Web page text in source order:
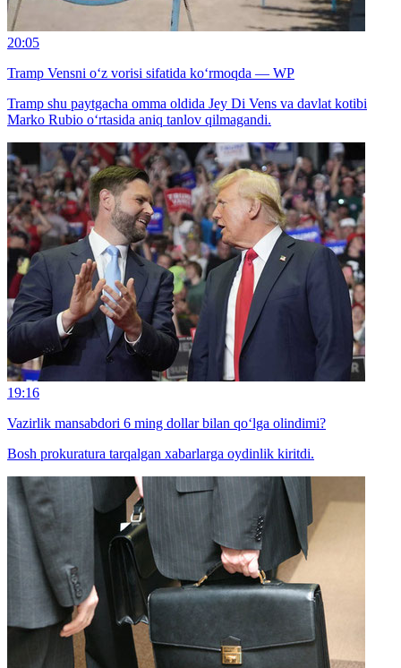
20:05
Tramp Vensni o‘z vorisi sifatida ko‘rmoqda — WP
Tramp shu paytgacha omma oldida Jey Di Vens va davlat kotibi
Marko Rubio o‘rtasida aniq tanlov qilmagandi.
19:16
Vazirlik mansabdori 6 ming dollar bilan qo‘lga olindimi?
Bosh prokuratura tarqalgan xabarlarga oydinlik kiritdi.